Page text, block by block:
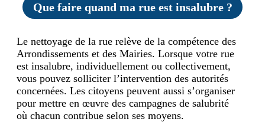
Que faire quand ma rue est insalubre ?
Le nettoyage de la rue relève de la compétence des
Arrondissements et des Mairies. Lorsque votre rue
est insalubre, individuellement ou collectivement,
vous pouvez solliciter l’intervention des autorités
concernées. Les citoyens peuvent aussi s’organiser
pour mettre en œuvre des campagnes de salubrité
où chacun contribue selon ses moyens.